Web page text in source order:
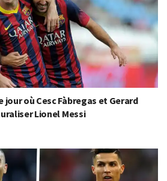
jour où Cesc Fàbregas et Gerard
Lionel Messi